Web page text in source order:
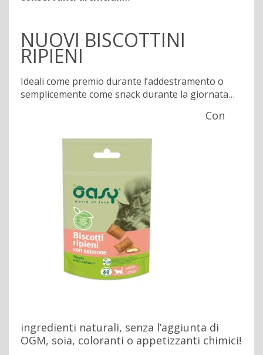
NUOVI BISCOTTINI
RIPIENI
Ideali come premio durante l’addestramento o
semplicemente come snack durante la giornata…
Con
ingredienti naturali, senza l’aggiunta di
OGM, soia, coloranti o appetizzanti chimici!